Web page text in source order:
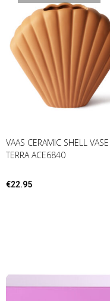
VAAS CERAMIC SHELL VASE
TERRA ACE6840
€22.95